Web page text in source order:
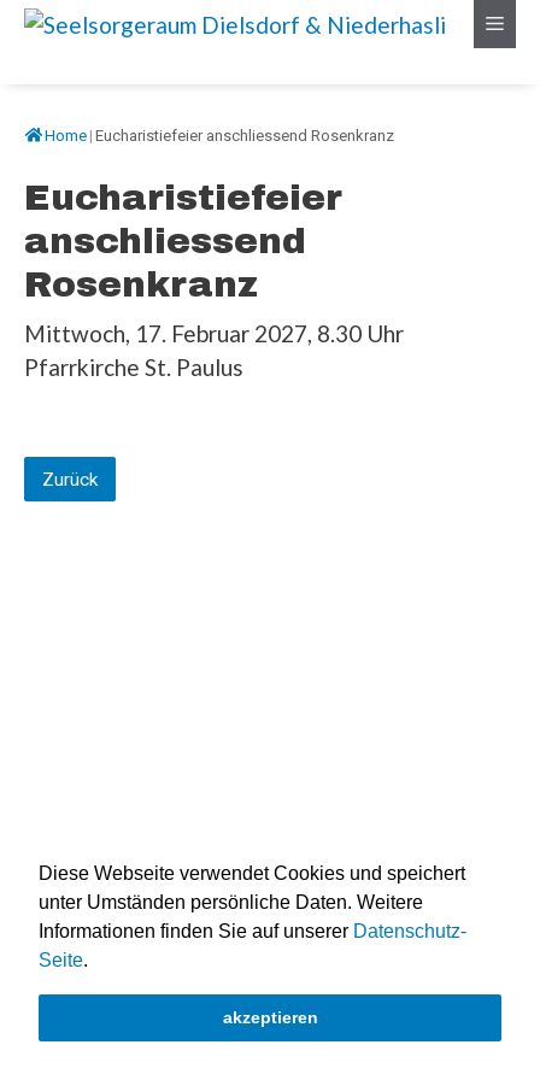
Diese Webseite verwendet Cookies und speichert
unter Umständen persönliche Daten. Weitere
Informationen finden Sie auf unserer Datenschutz-
Seite.
akzeptieren
Springe
Menü
Home | Eucharistiefeier anschliessend Rosenkranz
Eucharistiefeier
anschliessend
Rosenkranz
Mittwoch, 17. Februar 2027, 8.30 Uhr
Pfarrkirche St. Paulus
Zurück
Impressum Datenschutzerklärung
© 2026 by Seelsorgeraum Dielsdorf & Niederhasli